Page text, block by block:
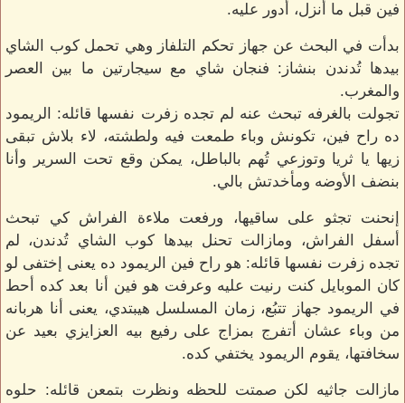
فين قبل ما أنزل، أدور عليه.
بدأت في البحث عن جهاز تحكم التلفاز وهي تحمل كوب الشاي
بيدها تُدندن بنشاز: فنجان شاي مع سيجارتين ما بين العصر
والمغرب.
تجولت بالغرفه تبحث عنه لم تجده زفرت نفسها قائله: الريمود
ده راح فين، تكونش وباء طمعت فيه ولطشته، لاء بلاش تبقى
زيها يا ثريا وتوزعي تُهم بالباطل، يمكن وقع تحت السرير وأنا
بنضف الأوضه ومأخدتش بالي.
إنحنت تجثو على ساقيها، ورفعت ملاءة الفراش كي تبحث
أسفل الفراش، ومازالت تحنل بيدها كوب الشاي تُدندن، لم
تجده زفرت نفسها قائله: هو راح فين الريمود ده يعنى إختفى لو
كان الموبايل كنت رنيت عليه وعرفت هو فين أنا بعد كده أحط
في الريمود جهاز تتبُع، زمان المسلسل هيبتدي، يعنى أنا هربانه
من وباء عشان أتفرج بمزاج على رفيع بيه العزايزي بعيد عن
سخافتها، يقوم الريمود يختفي كده.
مازالت جاثيه لكن صمتت للحظه ونظرت بتمعن قائله: حلوه